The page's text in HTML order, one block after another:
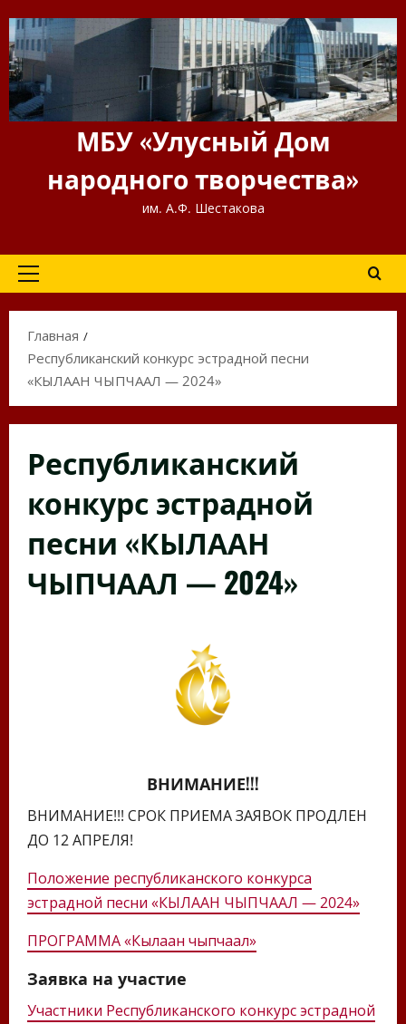
содержимому
МБУ «Улусный Дом
народного творчества»
им. А.Ф. Шестакова
Основное
Главная
Республиканский конкурс эстрадной песни
«КЫЛААН ЧЫПЧААЛ — 2024»
Республиканский
конкурс эстрадной
песни «КЫЛААН
ЧЫПЧААЛ — 2024»
ВНИМАНИЕ!!!
ВНИМАНИЕ!!! СРОК ПРИЕМА ЗАЯВОК ПРОДЛЕН
ДО 12 АПРЕЛЯ!
Положение республиканского конкурса
эстрадной песни «КЫЛААН ЧЫПЧААЛ — 2024»
ПРОГРАММА «Кылаан чыпчаал»
Заявка на участие
Участники Республиканского конкурс эстрадной